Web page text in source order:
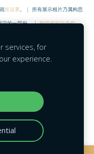
按這裏 。 | 所有展示相片乃属构思
议的一部份。 |附带规则与条件。
services, for
experience.